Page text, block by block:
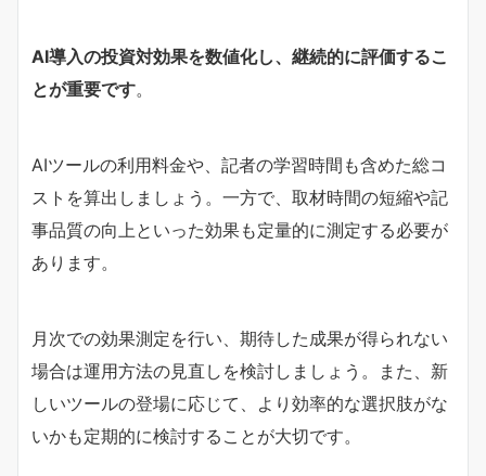
AI導入の投資対効果を数値化し、継続的に評価するこ
とが重要です。
AIツールの利用料金や、記者の学習時間も含めた総コ
ストを算出しましょう。一方で、取材時間の短縮や記
事品質の向上といった効果も定量的に測定する必要が
あります。
月次での効果測定を行い、期待した成果が得られない
場合は運用方法の見直しを検討しましょう。また、新
しいツールの登場に応じて、より効率的な選択肢がな
いかも定期的に検討することが大切です。